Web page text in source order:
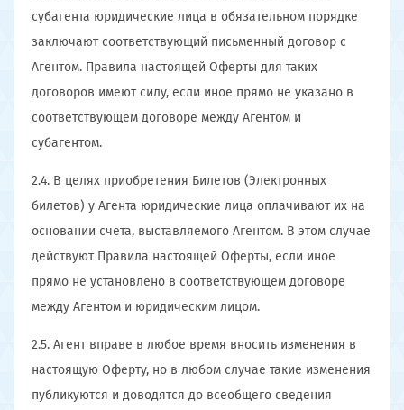
субагента юридические лица в обязательном порядке
заключают соответствующий письменный договор с
Агентом. Правила настоящей Оферты для таких
договоров имеют силу, если иное прямо не указано в
соответствующем договоре между Агентом и
субагентом.
2.4. В целях приобретения Билетов (Электронных
билетов) у Агента юридические лица оплачивают их на
основании счета, выставляемого Агентом. В этом случае
действуют Правила настоящей Оферты, если иное
прямо не установлено в соответствующем договоре
между Агентом и юридическим лицом.
2.5. Агент вправе в любое время вносить изменения в
настоящую Оферту, но в любом случае такие изменения
публикуются и доводятся до всеобщего сведения